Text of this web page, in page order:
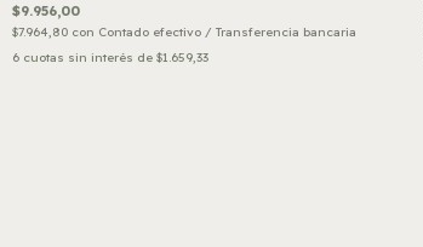
$9.956,00
$7.964,80 con Contado efectivo / Transferencia bancaria
6 cuotas sin interés de $1.659,33